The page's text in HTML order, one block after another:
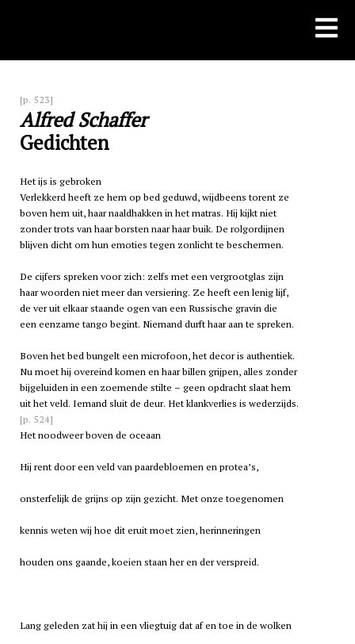
[p. 523]
Alfred Schaffer
Gedichten
Het ijs is gebroken
Verlekkerd heeft ze hem op bed geduwd, wijdbeens torent ze
boven hem uit, haar naaldhakken in het matras. Hij kijkt niet
zonder trots van haar borsten naar haar buik. De rolgordijnen
blijven dicht om hun emoties tegen zonlicht te beschermen.
De cijfers spreken voor zich: zelfs met een vergrootglas zijn
haar woorden niet meer dan versiering. Ze heeft een lenig lijf,
de ver uit elkaar staande ogen van een Russische gravin die
een eenzame tango begint. Niemand durft haar aan te spreken.
Boven het bed bungelt een microfoon, het decor is authentiek.
Nu moet hij overeind komen en haar billen grijpen, alles zonder
bijgeluiden in een zoemende stilte – geen opdracht slaat hem
uit het veld. Iemand sluit de deur. Het klankverlies is wederzijds.
[p. 524]
Het noodweer boven de oceaan
Hij rent door een veld van paardebloemen en protea’s,
onsterfelijk de grijns op zijn gezicht. Met onze toegenomen
kennis weten wij hoe dit eruit moet zien, herinneringen
houden ons gaande, koeien staan her en der verspreid.
Lang geleden zat hij in een vliegtuig dat af en toe in de wolken